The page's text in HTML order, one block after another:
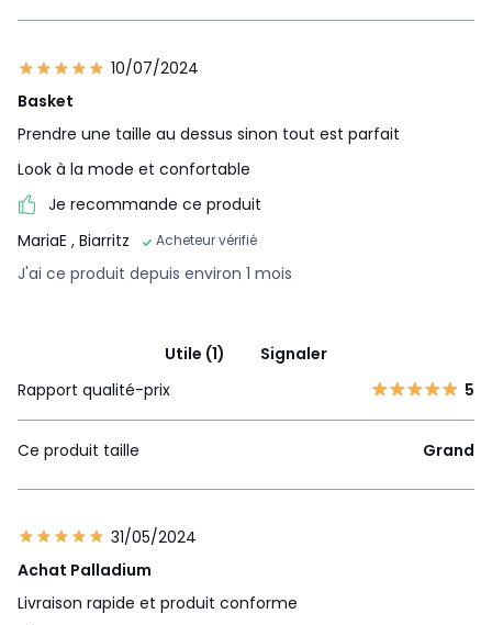
10/07/2024
Basket
Prendre une taille au dessus sinon tout est parfait
Look à la mode et confortable
Je recommande ce produit
MariaE , Biarritz Acheteur vérifié
J'ai ce produit depuis environ 1 mois
Utile (1)
Signaler
Rapport qualité-prix
5
Ce produit taille Grand
31/05/2024
Achat Palladium
Livraison rapide et produit conforme